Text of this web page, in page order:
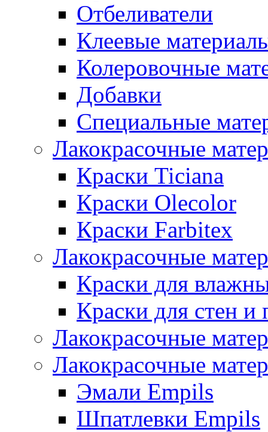
Отбеливатели
Клеевые
Колеровочные
Добавки
Специальные
Лакокрасочные
Краски Ticiana
Краски Olecolor
Краски Farbitex
Лакокрасочные
Краски для
Краски для стен и
Лакокрасочные
Лакокрасочные
Эмали Empils
Шпатлевки Empils